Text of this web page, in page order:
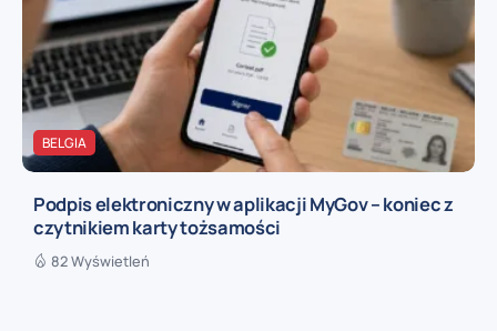
BELGIA
Podpis elektroniczny w aplikacji MyGov – koniec z
czytnikiem karty tożsamości
82 Wyświetleń